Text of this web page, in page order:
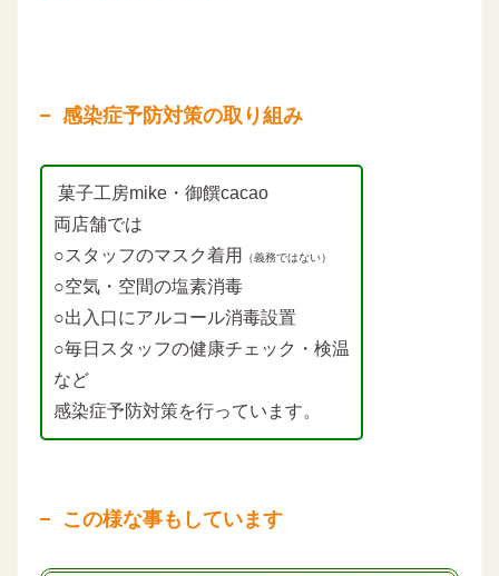
感染症予防対策の取り組み
菓子工房mike・御饌cacao
両店舗では
○スタッフのマスク着用
（義務ではない）
○空気・空間の塩素消毒
○出入口にアルコール消毒設置
○毎日スタッフの健康チェック・検温
など
感染症予防対策を行っています。
この様な事もしています